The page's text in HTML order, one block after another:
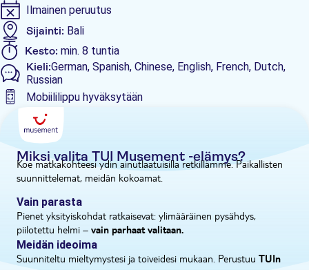
Ilmainen peruutus
Sijainti: Bali
Kesto: min. 8 tuntia
Kieli:German, Spanish, Chinese, English, French, Dutch,
Russian
Mobiililippu hyväksytään
Muuta
Opastettu kierros
Välitön vahvistus
Ateria sisältyy
E-lippu
Hotel pick up
Miksi valita TUI Musement -elämys?
Koe matkakohteesi ydin ainutlaatuisilla retkillämme. Paikallisten
suunnittelemat, meidän kokoamat.
Vain parasta
Pienet yksityiskohdat ratkaisevat: ylimääräinen pysähdys,
piilotettu helmi – vain parhaat valitaan.
Meidän ideoima
Suunniteltu mieltymystesi ja toiveidesi mukaan. Perustuu TUIn